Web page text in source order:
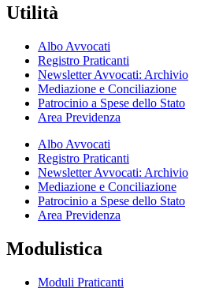
Utilità
Albo Avvocati
Registro Praticanti
Newsletter Avvocati: Archivio
Mediazione e Conciliazione
Patrocinio a Spese dello Stato
Area Previdenza
Albo Avvocati
Registro Praticanti
Newsletter Avvocati: Archivio
Mediazione e Conciliazione
Patrocinio a Spese dello Stato
Area Previdenza
Modulistica
Moduli Praticanti